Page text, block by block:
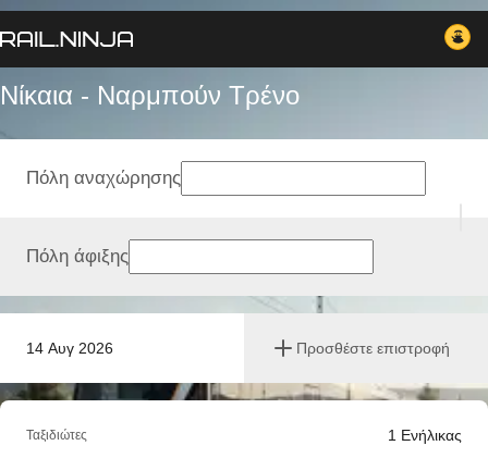
Νίκαια - Ναρμπούν Tρένο
14 Αυγ 2026 Προσθέστε επιστροφή
Πόλη αναχώρησης
Πόλη άφιξης
Ταξιδιώτες 1 Ενήλικας